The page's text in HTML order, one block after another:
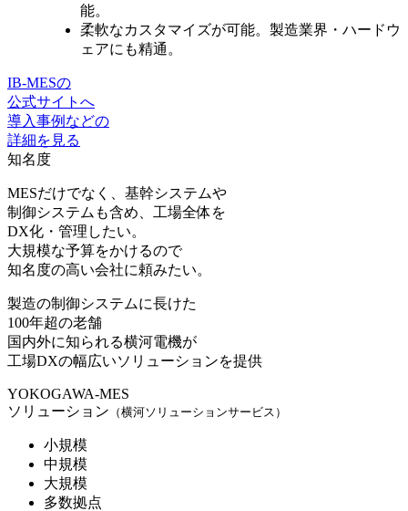
能。
柔軟なカスタマイズが可能。製造業界・ハードウ
ェアにも精通。
IB-MESの
公式サイトへ
導入事例などの
詳細を見る
知名度
MESだけでなく、基幹システムや
制御システムも含め、工場全体を
DX化・管理したい。
大規模な予算をかけるので
知名度の高い会社に頼みたい。
製造の制御システムに長けた
100年超の老舗
国内外に知られる横河電機が
工場DXの幅広いソリューションを提供
YOKOGAWA-MES
ソリューション （横河ソリューションサービス）
小規模
中規模
大規模
多数拠点